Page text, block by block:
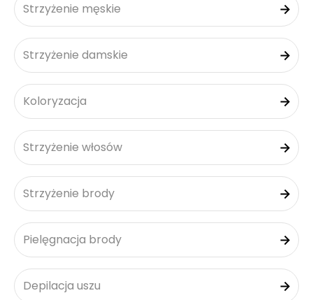
Strzyżenie męskie
Strzyżenie damskie
Koloryzacja
Strzyżenie włosów
Strzyżenie brody
Pielęgnacja brody
Depilacja uszu